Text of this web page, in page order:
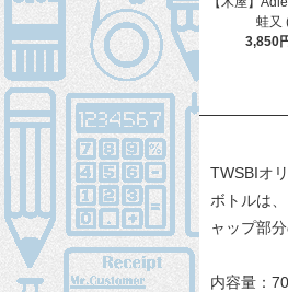
蛙又
3,850
TWSBIオ
ボトルは
ャップ部
内容量：